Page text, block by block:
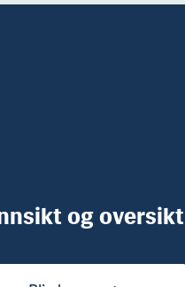
og oversikt